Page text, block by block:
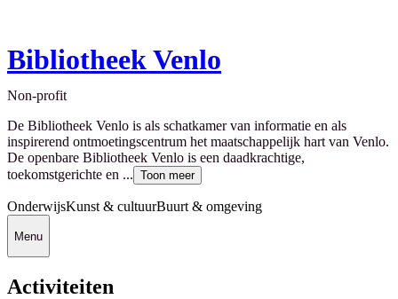
Bibliotheek Venlo
Non-profit
De Bibliotheek Venlo is als schatkamer van informatie en als
inspirerend ontmoetingscentrum het maatschappelijk hart van Venlo.
De openbare Bibliotheek Venlo is een daadkrachtige,
toekomstgerichte en ... Toon meer
OnderwijsKunst & cultuurBuurt & omgeving
Menu
Activiteiten